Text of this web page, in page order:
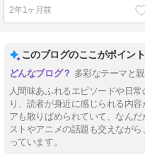
2年1ヶ月前
このブログのここがポイント
多彩なテーマと
人間味あふれるエピソードや日
り、読者が身近に感じられる内
アも散りばめられていて、なん
ストやアニメの話題も交えなが
っています。